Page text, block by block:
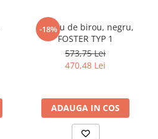
-18%
Fotoliu de birou, negru,
FOSTER TYP 1
573,75 Lei
470,48 Lei
ADAUGA IN COS